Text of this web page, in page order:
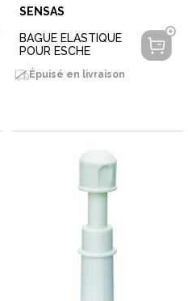
SENSAS
BAGUE ELASTIQUE
POUR ESCHE
Épuisé en livraison